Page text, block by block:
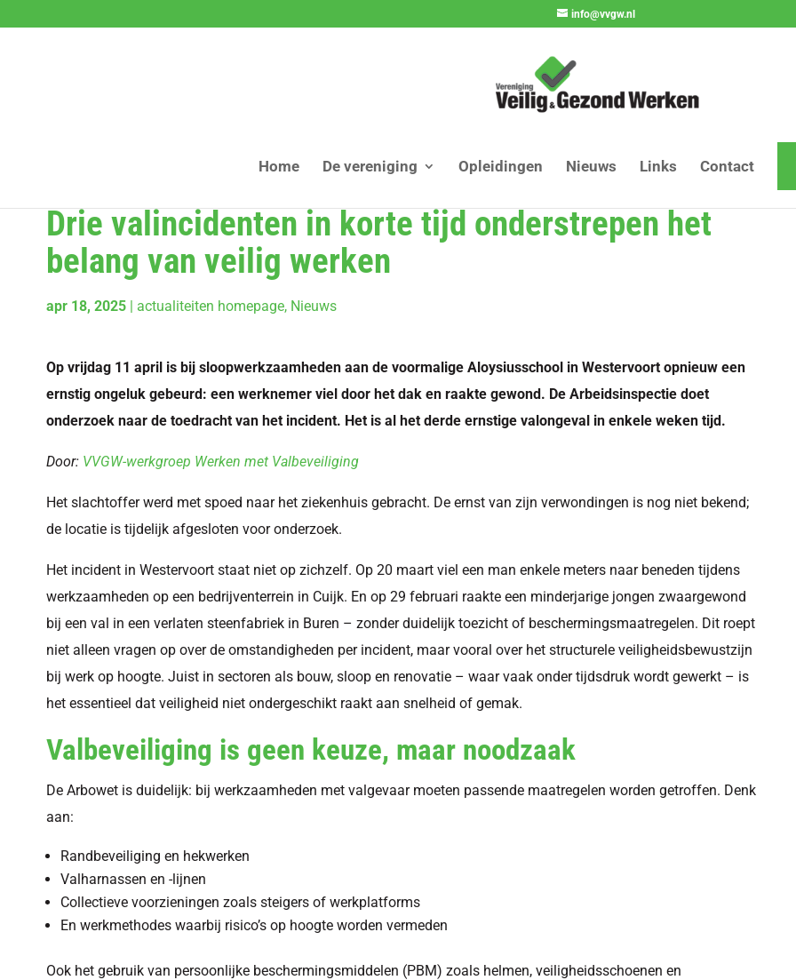
info@vvgw.nl
Home De vereniging Opleidingen Nieuws Links Contact
Drie valincidenten in korte tijd onderstrepen het
belang van veilig werken
apr 18, 2025 | actualiteiten homepage, Nieuws
Op vrijdag 11 april is bij sloopwerkzaamheden aan de voormalige Aloysiusschool in Westervoort opnieuw een
ernstig ongeluk gebeurd: een werknemer viel door het dak en raakte gewond. De Arbeidsinspectie doet
onderzoek naar de toedracht van het incident. Het is al het derde ernstige valongeval in enkele weken tijd.
Door: VVGW-werkgroep Werken met Valbeveiliging
Het slachtoffer werd met spoed naar het ziekenhuis gebracht. De ernst van zijn verwondingen is nog niet bekend;
de locatie is tijdelijk afgesloten voor onderzoek.
Het incident in Westervoort staat niet op zichzelf. Op 20 maart viel een man enkele meters naar beneden tijdens
werkzaamheden op een bedrijventerrein in Cuijk. En op 29 februari raakte een minderjarige jongen zwaargewond
bij een val in een verlaten steenfabriek in Buren – zonder duidelijk toezicht of beschermingsmaatregelen. Dit roept
niet alleen vragen op over de omstandigheden per incident, maar vooral over het structurele veiligheidsbewustzijn
bij werk op hoogte. Juist in sectoren als bouw, sloop en renovatie – waar vaak onder tijdsdruk wordt gewerkt – is
het essentieel dat veiligheid niet ondergeschikt raakt aan snelheid of gemak.
Valbeveiliging is geen keuze, maar noodzaak
De Arbowet is duidelijk: bij werkzaamheden met valgevaar moeten passende maatregelen worden getroffen. Denk
aan:
Randbeveiliging en hekwerken
Valharnassen en -lijnen
Collectieve voorzieningen zoals steigers of werkplatforms
En werkmethodes waarbij risico’s op hoogte worden vermeden
Ook het gebruik van persoonlijke beschermingsmiddelen (PBM) zoals helmen, veiligheidsschoenen en